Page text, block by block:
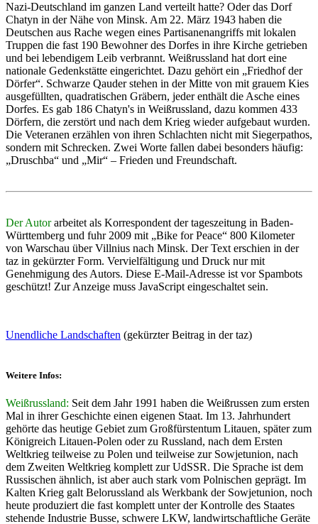
Nazi-Deutschland im ganzen Land verteilt hatte? Oder das Dorf
Chatyn in der Nähe von Minsk. Am 22. März 1943 haben die
Deutschen aus Rache wegen eines Partisanenangriffs mit lokalen
Truppen die fast 190 Bewohner des Dorfes in ihre Kirche getrieben
und bei lebendigem Leib verbrannt. Weißrussland hat dort eine
nationale Gedenkstätte eingerichtet. Dazu gehört ein „Friedhof der
Dörfer“. Schwarze Qauder stehen in der Mitte von mit grauem Kies
ausgefüllten, quadratischen Gräbern, jeder enthält die Asche eines
Dorfes. Es gab 186 Chatyn's in Weißrussland, dazu kommen 433
Dörfern, die zerstört und nach dem Krieg wieder aufgebaut wurden.
Die Veteranen erzählen von ihren Schlachten nicht mit Siegerpathos,
sondern mit Schrecken. Zwei Worte fallen dabei besonders häufig:
„Druschba“ und „Mir“ – Frieden und Freundschaft.
Der Autorarbeitet als Korrespondent der tageszeitung in Baden-
Württemberg und fuhr 2009 mit „Bike for Peace“ 800 Kilometer
von Warschau über Villnius nach Minsk. Der Text erschien in der
taz in gekürzter Form. Vervielfältigung und Druck nur mit
Genehmigung des Autors. Diese E-Mail-Adresse ist vor Spambots
geschützt! Zur Anzeige muss JavaScript eingeschaltet sein.
Unendliche Landschaften (gekürzter Beitrag in der taz)
Weitere Infos:
Weißrussland: Seit dem Jahr 1991 haben die Weißrussen zum ersten
Mal in ihrer Geschichte einen eigenen Staat. Im 13. Jahrhundert
gehörte das heutige Gebiet zum Großfürstentum Litauen, später zum
Königreich Litauen-Polen oder zu Russland, nach dem Ersten
Weltkrieg teilweise zu Polen und teilweise zur Sowjetunion, nach
dem Zweiten Weltkrieg komplett zur UdSSR. Die Sprache ist dem
Russischen ähnlich, ist aber auch stark vom Polnischen geprägt. Im
Kalten Krieg galt Belorussland als Werkbank der Sowjetunion, noch
heute produziert die fast komplett unter der Kontrolle des Staates
stehende Industrie Busse, schwere LKW, landwirtschaftliche Geräte